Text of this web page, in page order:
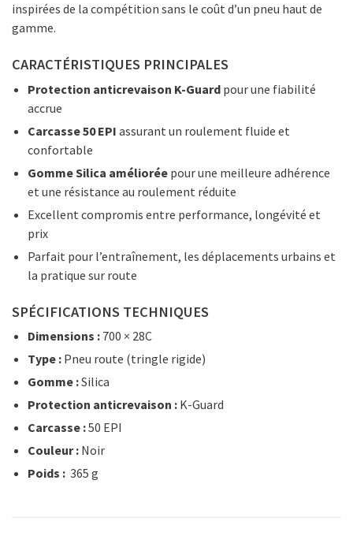
inspirées de la compétition sans le coût d’un pneu haut de
gamme.
CARACTÉRISTIQUES PRINCIPALES
Protection anticrevaison K-Guard pour une fiabilité
accrue
Carcasse 50 EPI assurant un roulement fluide et
confortable
Gomme Silica améliorée pour une meilleure adhérence
et une résistance au roulement réduite
Excellent compromis entre performance, longévité et
prix
Parfait pour l’entraînement, les déplacements urbains et
la pratique sur route
SPÉCIFICATIONS TECHNIQUES
Dimensions : 700 × 28C
Type : Pneu route (tringle rigide)
Gomme :Silica
Protection anticrevaison : K-Guard
Carcasse :50 EPI
Couleur : Noir
Poids : 365 g